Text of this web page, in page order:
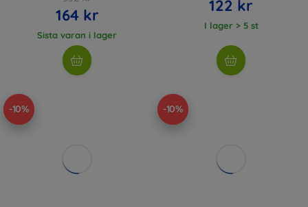
164 kr
Sista varan i lager
122 kr
I lager > 5 st
-10% -10%